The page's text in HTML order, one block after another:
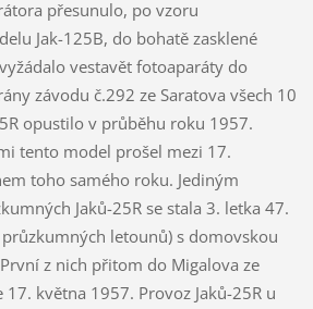
přesunulo, po vzoru
Jak-125B, do bohatě zasklené
vestavět fotoaparáty do
závodu č.292 ze Saratova všech 10
opustilo v průběhu roku 1957.
tento model prošel mezi 17.
toho samého roku. Jediným
Jaků-25R se stala 3. letka 47.
průzkumných letounů) s domovskou
z nich přitom do Migalova ze
května 1957. Provoz Jaků-25R u